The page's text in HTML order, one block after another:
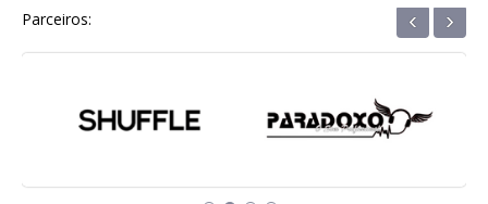
Parceiros: ‹ ›